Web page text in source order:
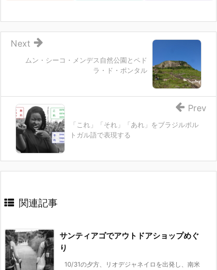
ムン・シーコ・メンデス自然公園とペド
ラ・ド・ポンタル
Next
「これ」「それ」「あれ」をブラジルポル
トガル語で表現する
Prev
関連記事
サンティアゴでアウトドアショップめぐ
り
10/31の夕方、リオデジャネイロを出発し、南米